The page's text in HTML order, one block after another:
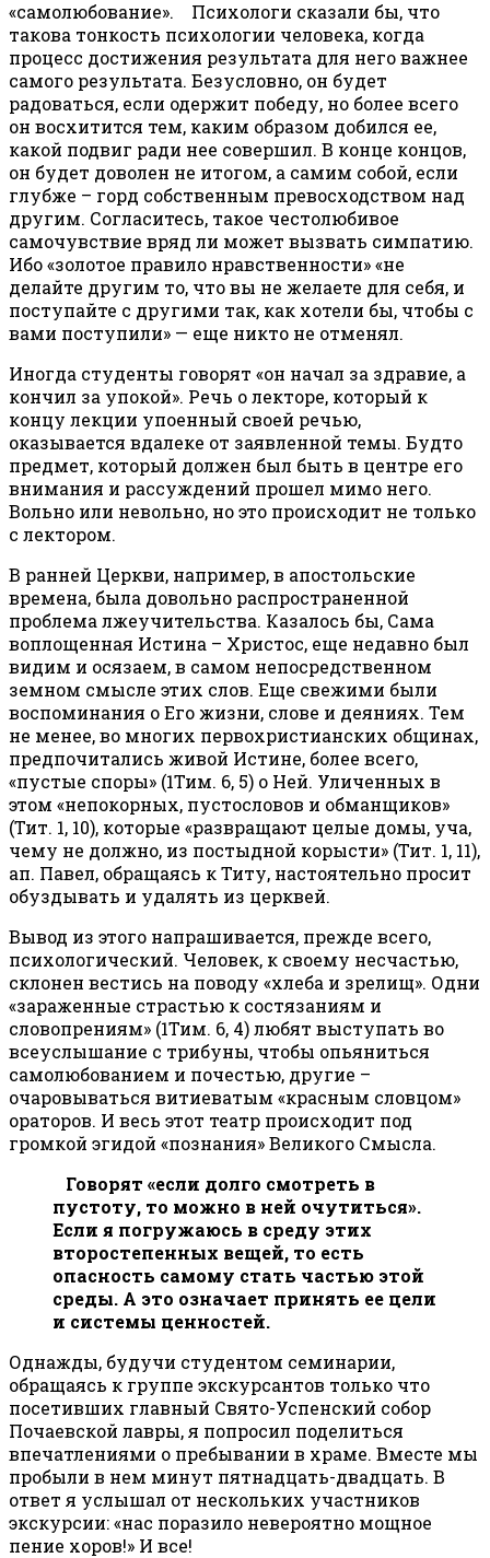
«самолюбование». Психологи сказали бы, что
такова тонкость психологии человека, когда
процесс достижения результата для него важнее
самого результата. Безусловно, он будет
радоваться, если одержит победу, но более всего
он восхитится тем, каким образом добился ее,
какой подвиг ради нее совершил. В конце концов,
он будет доволен не итогом, а самим собой, если
глубже – горд собственным превосходством над
другим. Согласитесь, такое честолюбивое
самочувствие вряд ли может вызвать симпатию.
Ибо «золотое правило нравственности» «не
делайте другим то, что вы не желаете для себя, и
поступайте с другими так, как хотели бы, чтобы с
вами поступили» — еще никто не отменял.
Иногда студенты говорят «он начал за здравие, а
кончил за упокой». Речь о лекторе, который к
концу лекции упоенный своей речью,
оказывается вдалеке от заявленной темы. Будто
предмет, который должен был быть в центре его
внимания и рассуждений прошел мимо него.
Вольно или невольно, но это происходит не только
с лектором.
В ранней Церкви, например, в апостольские
времена, была довольно распространенной
проблема лжеучительства. Казалось бы, Сама
воплощенная Истина – Христос, еще недавно был
видим и осязаем, в самом непосредственном
земном смысле этих слов. Еще свежими были
воспоминания о Его жизни, слове и деяниях. Тем
не менее, во многих первохристианских общинах,
предпочитались живой Истине, более всего,
«пустые споры» (1Тим. 6, 5) о Ней. Уличенных в
этом «непокорных, пустословов и обманщиков»
(Тит. 1, 10), которые «развращают целые домы, уча,
чему не должно, из постыдной корысти» (Тит. 1, 11),
ап. Павел, обращаясь к Титу, настоятельно просит
обуздывать и удалять из церквей.
Вывод из этого напрашивается, прежде всего,
психологический. Человек, к своему несчастью,
склонен вестись на поводу «хлеба и зрелищ». Одни
«зараженные страстью к состязаниям и
словопрениям» (1Тим. 6, 4) любят выступать во
всеуслышание с трибуны, чтобы опьяниться
самолюбованием и почестью, другие –
очаровываться витиеватым «красным словцом»
ораторов. И весь этот театр происходит под
громкой эгидой «познания» Великого Смысла.
Говорят «если долго смотреть в
пустоту, то можно в ней очутиться».
Если я погружаюсь в среду этих
второстепенных вещей, то есть
опасность самому стать частью этой
среды. А это означает принять ее цели
и системы ценностей.
Однажды, будучи студентом семинарии,
обращаясь к группе экскурсантов только что
посетивших главный Свято-Успенский собор
Почаевской лавры, я попросил поделиться
впечатлениями о пребывании в храме. Вместе мы
пробыли в нем минут пятнадцать-двадцать. В
ответ я услышал от нескольких участников
экскурсии: «нас поразило невероятно мощное
пение хоров!» И все!